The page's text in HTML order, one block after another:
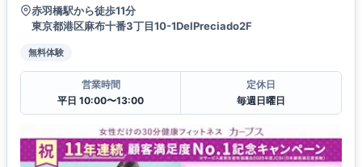
赤羽橋駅から徒歩11分
東京都港区麻布十番3丁目10-1DelPreciado2F
無料体験
営業時間
平日 10:00〜13:00
定休日
毎週日曜日